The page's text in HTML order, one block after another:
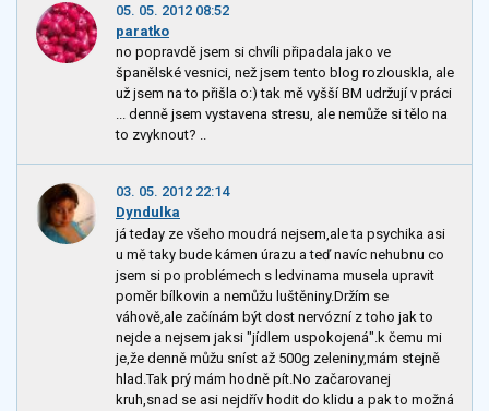
05. 05. 2012 08:52
paratko
no popravdě jsem si chvíli připadala jako ve
španělské vesnici, než jsem tento blog rozlouskla, ale
už jsem na to přišla o:) tak mě vyšší BM udržují v práci
... denně jsem vystavena stresu, ale nemůže si tělo na
to zvyknout? ..
03. 05. 2012 22:14
Dyndulka
já teday ze všeho moudrá nejsem,ale ta psychika asi
u mě taky bude kámen úrazu a teď navíc nehubnu co
jsem si po problémech s ledvinama musela upravit
poměr bílkovin a nemůžu luštěniny.Držím se
váhově,ale začínám být dost nervózní z toho jak to
nejde a nejsem jaksi "jídlem uspokojená".k čemu mi
je,že denně můžu sníst až 500g zeleniny,mám stejně
hlad.Tak prý mám hodně pít.No začarovanej
kruh,snad se asi nejdřív hodit do klidu a pak to možná